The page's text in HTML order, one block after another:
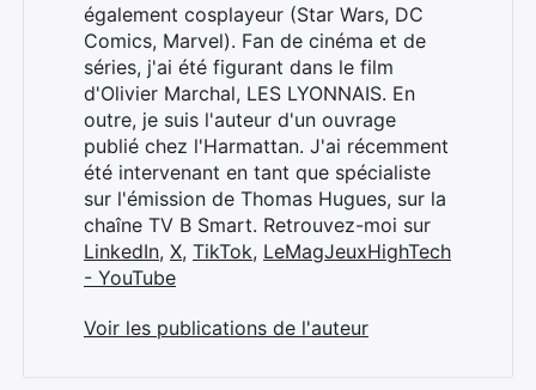
également cosplayeur (Star Wars, DC
Comics, Marvel). Fan de cinéma et de
séries, j'ai été figurant dans le film
d'Olivier Marchal, LES LYONNAIS. En
outre, je suis l'auteur d'un ouvrage
publié chez l'Harmattan. J'ai récemment
été intervenant en tant que spécialiste
sur l'émission de Thomas Hugues, sur la
chaîne TV B Smart. Retrouvez-moi sur
LinkedIn, X, TikTok, LeMagJeuxHighTech
- YouTube
Voir les publications de l'auteur